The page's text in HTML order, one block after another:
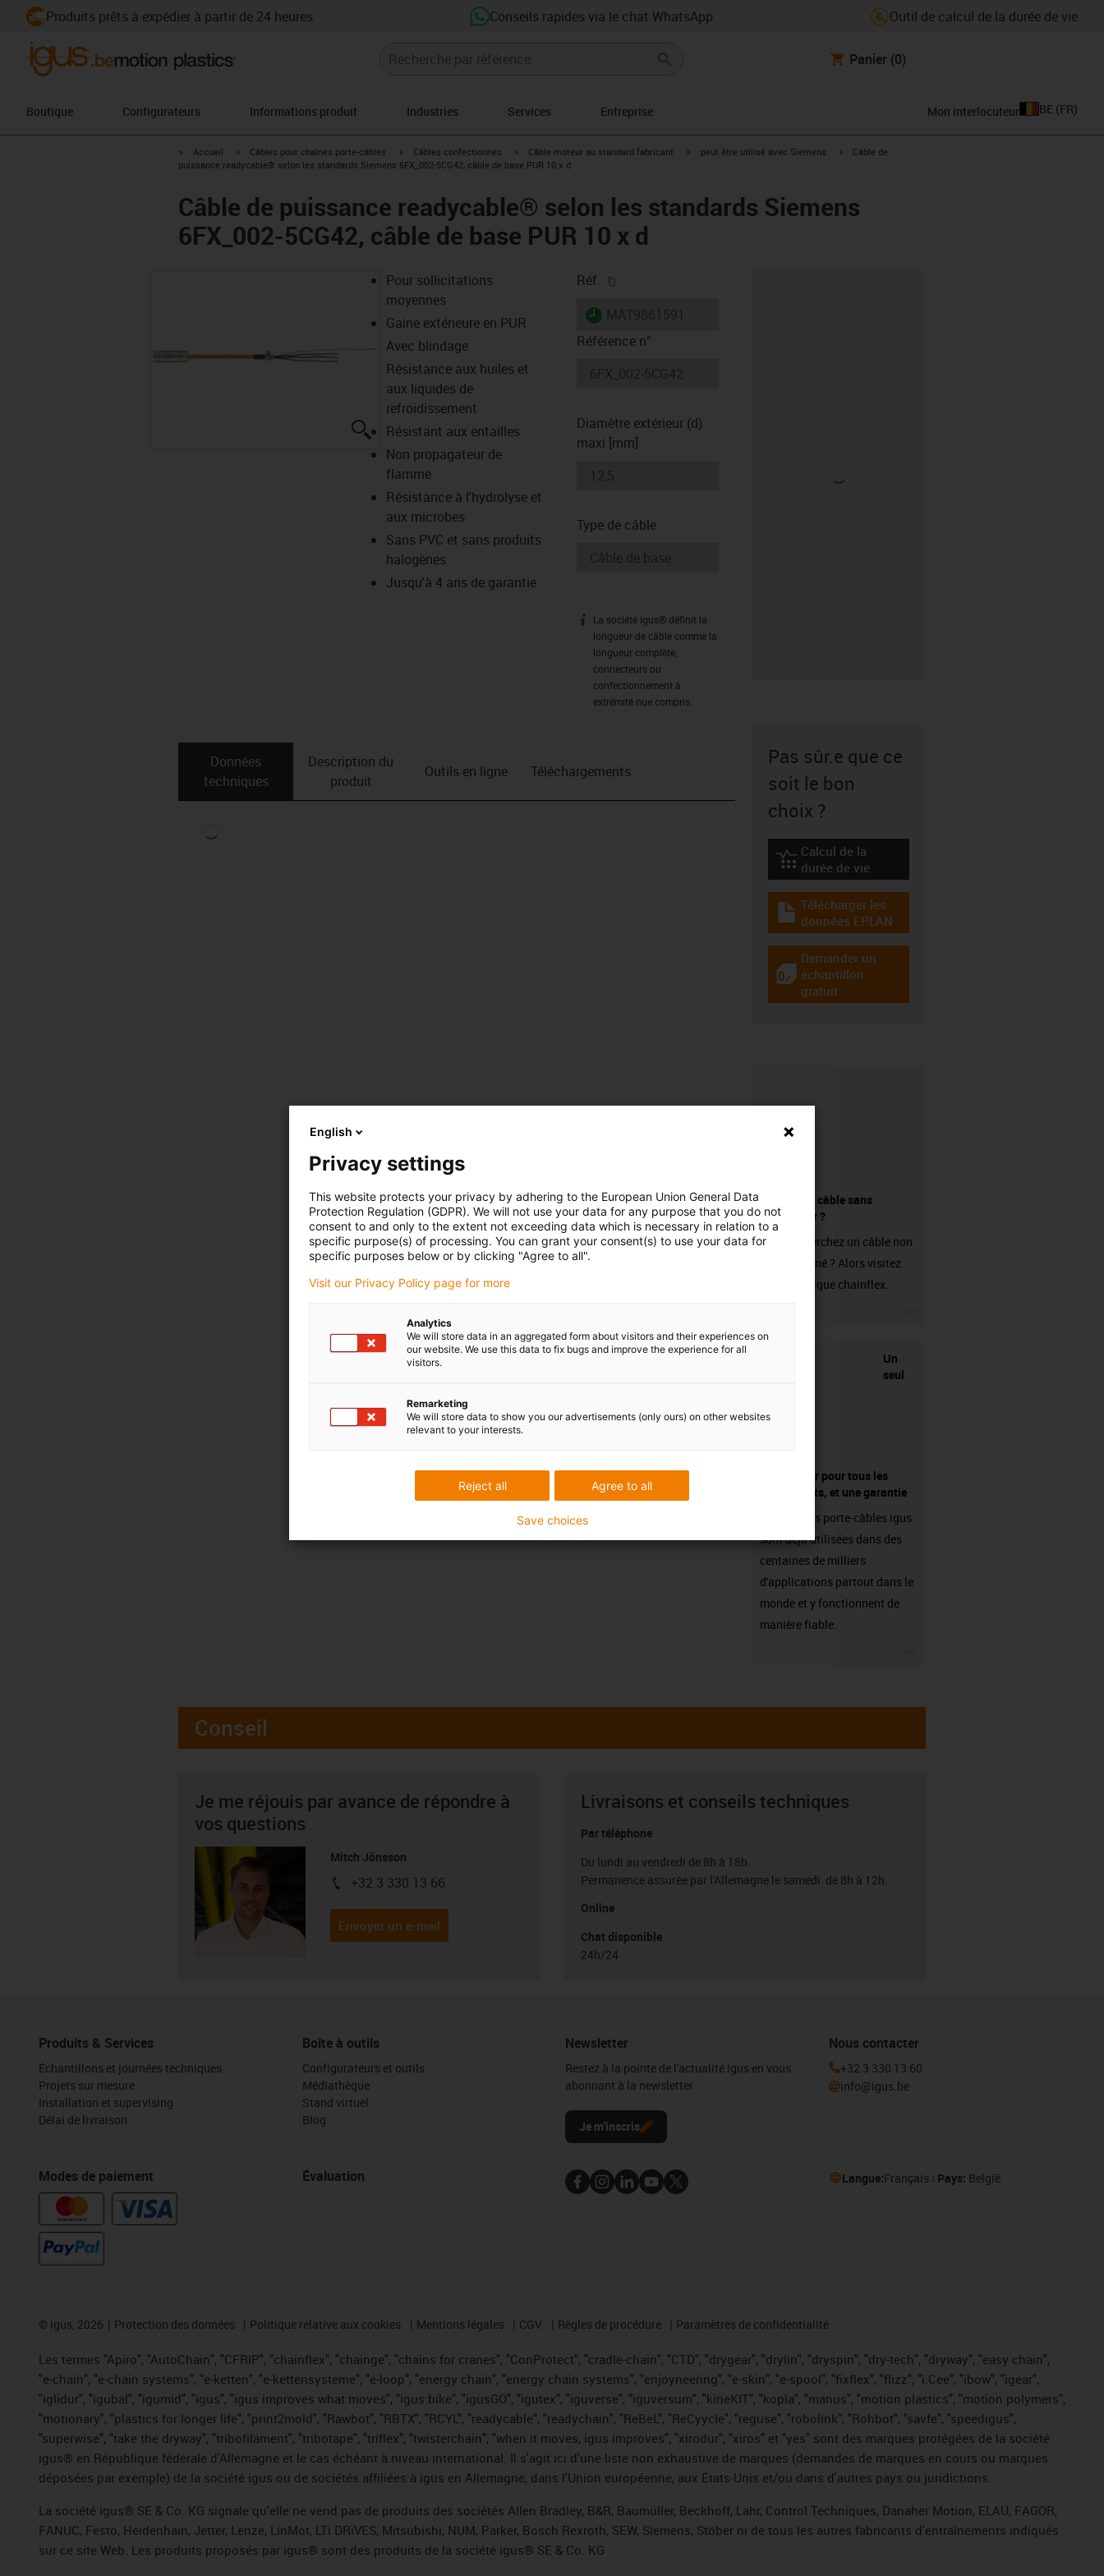
Produits prêts à expédier à partir de 24 heures Conseils rapides via le chat WhatsApp Outil de calcul de la durée de vie
Panier (0)
Boutique Configurateurs Informations produit Industries Services Entreprise Mon interlocuteur BE (FR)
igus-icon-arrow-right
Accueil igus-icon-arrow-right
Câbles pour chaînes porte-câbles igus-icon-arrow-right
Câbles confectionnés igus-icon-arrow-right
Câble moteur au standard fabricant igus-icon-arrow-right
peut être utilisé avec Siemens igus-icon-arrow-right
Câble de
puissance readycable® selon les standards Siemens 6FX_002-5CG42, câble de base PUR 10 x d
Câble de puissance readycable® selon les standards Siemens
6FX_002-5CG42, câble de base PUR 10 x d
igus-icon-lupe
Pour sollicitations
moyennes
Gaine extérieure en PUR
Avec blindage
Résistance aux huiles et
aux liquides de
refroidissement
Résistant aux entailles
Non propagateur de
flamme
Résistance à l'hydrolyse et
aux microbes
Sans PVC et sans produits
halogènes
Jusqu'à 4 ans de garantie
Réf.
igus-icon-lieferzeit
Référence n°
Diamètre extérieur (d)
maxi [mm]
Type de câble
igus-icon-info
La société igus® définit la
longueur de câble comme la
longueur complète,
connecteurs ou
confectionnement à
extrémité nue compris.
Données
techniques
Description du
produit
Outils en ligne Téléchargements
Pas sûr.e que ce
soit le bon
choix ?
igus-icon-lebensdauerrechner
Calcul de la
durée de vie
igus-icon-download-plan
Télécharger les
données EPLAN
igus-icon-gratismuster
Demander un
échantillon
gratuit
Acheter un câble sans
connecteur ?
Vous recherchez un câble non
confectionné ? Alors visitez
notre boutique chainflex.
Un
seul
fournisseur pour tous les
composants, et une garantie
Les chaînes porte-câbles igus
sont déjà utilisées dans des
centaines de milliers
d'applications partout dans le
monde et y fonctionnent de
manière fiable.
Conseil
Je me réjouis par avance de répondre à
vos questions
Mitch Jönsson
igus-icon-phone
+32 3 330 13 66
Envoyer un e-mail
Livraisons et conseils techniques
Par téléphone
Du lundi au vendredi de 8h à 18h.
Permanence assurée par l'Allemagne le samedi de 8h à 12h.
Online
Chat disponible
24h/24
Produits & Services
Échantillons et journées techniques
Projets sur mesure
Installation et supervising
Délai de livraison
Modes de paiement
Boîte à outils
Configurateurs et outils
Médiathèque
Stand virtuel
Blog
Évaluation
Newsletter
Restez à la pointe de l'actualité igus en vous
abonnant à la newsletter
Je m'inscris
Nous contacter
+32 3 330 13 60
info@igus.be
Langue:Français Pays: België
© igus, 2026 Protection des données Politique relative aux cookies Mentions légales CGV Règles de procédure Paramètres de confidentialité
Les termes "Apiro", "AutoChain", "CFRIP", "chainflex", "chainge", "chains for cranes", "ConProtect", "cradle-chain", "CTD", "drygear", "drylin", "dryspin", "dry-tech", "dryway", "easy chain",
"e-chain", "e-chain systems", "e-ketten", "e-kettensysteme", "e-loop", "energy chain", "energy chain systems", "enjoyneering", "e-skin", "e-spool", "fixflex", "flizz", "i.Cee", "ibow", "igear",
"iglidur", "igubal", "igumid", "igus", "igus improves what moves", "igus:bike", "igusGO", "igutex", "iguverse", "iguversum", "kineKIT", "kopla", "manus", "motion plastics", "motion polymers",
"motionary", "plastics for longer life", "print2mold", "Rawbot", "RBTX", "RCYL", "readycable", "readychain", "ReBeL", "ReCyycle", "reguse", "robolink", "Rohbot", "savfe", "speedigus",
"superwise", "take the dryway", "tribofilament", "tribotape", "triflex", "twisterchain", "when it moves, igus improves", "xirodur", "xiros" et "yes" sont des marques protégées de la société
igus® en République fédérale d'Allemagne et le cas échéant à niveau international. Il s'agit ici d'une liste non exhaustive de marques (demandes de marques en cours ou marques
déposées par exemple) de la société igus ou de sociétés affiliées à igus en Allemagne, dans l'Union européenne, aux États-Unis et/ou dans d'autres pays ou juridictions.
La société igus® SE & Co. KG signale qu'elle ne vend pas de produits des sociétés Allen Bradley, B&R, Baumüller, Beckhoff, Lahr, Control Techniques, Danaher Motion, ELAU, FAGOR,
FANUC, Festo, Heidenhain, Jetter, Lenze, LinMot, LTi DRiVES, Mitsubishi, NUM, Parker, Bosch Rexroth, SEW, Siemens, Stöber ni de tous les autres fabricants d'entraînements indiqués
sur ce site Web. Les produits proposés par igus® sont des produits de la société igus® SE & Co. KG
English
Privacy settings
This website protects your privacy by adhering to the European Union General Data
Protection Regulation (GDPR). We will not use your data for any purpose that you do not
consent to and only to the extent not exceeding data which is necessary in relation to a
specific purpose(s) of processing. You can grant your consent(s) to use your data for
specific purposes below or by clicking "Agree to all".
Visit our Privacy Policy page for more
Analytics
We will store data in an aggregated form about visitors and their experiences on
our website. We use this data to fix bugs and improve the experience for all
visitors.
Remarketing
We will store data to show you our advertisements (only ours) on other websites
relevant to your interests.
Agree to all
Reject all
Save choices